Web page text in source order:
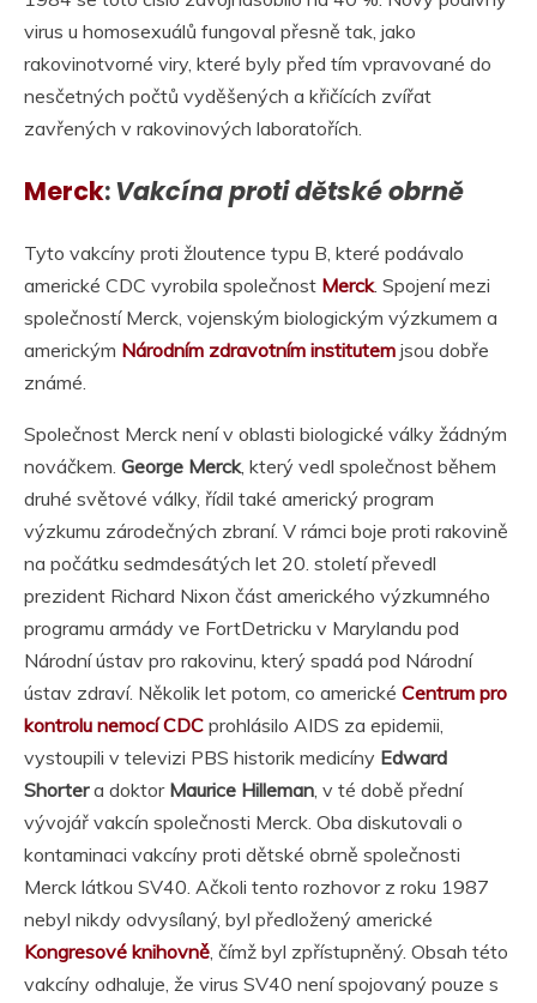
virus u homosexuálů fungoval přesně tak, jako
rakovinotvorné viry, které byly před tím vpravované do
nesčetných počtů vyděšených a křičících zvířat
zavřených v rakovinových laboratořích.
Merck:Vakcína proti dětské obrně
Tyto vakcíny proti žloutence typu B, které podávalo
americké CDC vyrobila společnost Merck. Spojení mezi
společností Merck, vojenským biologickým výzkumem a
americkým Národním zdravotním institutem jsou dobře
známé.
Společnost Merck není v oblasti biologické války žádným
nováčkem. George Merck, který vedl společnost během
druhé světové války, řídil také americký program
výzkumu zárodečných zbraní. V rámci boje proti rakovině
na počátku sedmdesátých let 20. století převedl
prezident Richard Nixon část amerického výzkumného
programu armády ve FortDetricku v Marylandu pod
Národní ústav pro rakovinu, který spadá pod Národní
ústav zdraví. Několik let potom, co americké Centrum pro
kontrolu nemocí CDC prohlásilo AIDS za epidemii,
vystoupili v televizi PBS historik medicíny Edward
Shortera doktor Maurice Hilleman, v té době přední
vývojář vakcín společnosti Merck. Oba diskutovali o
kontaminaci vakcíny proti dětské obrně společnosti
Merck látkou SV40. Ačkoli tento rozhovor z roku 1987
nebyl nikdy odvysílaný, byl předložený americké
Kongresové knihovně, čímž byl zpřístupněný. Obsah této
vakcíny odhaluje, že virus SV40 není spojovaný pouze s